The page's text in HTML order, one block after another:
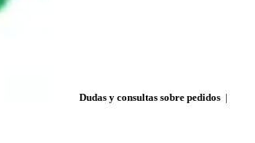
Dudas y consultas sobre pedidos |